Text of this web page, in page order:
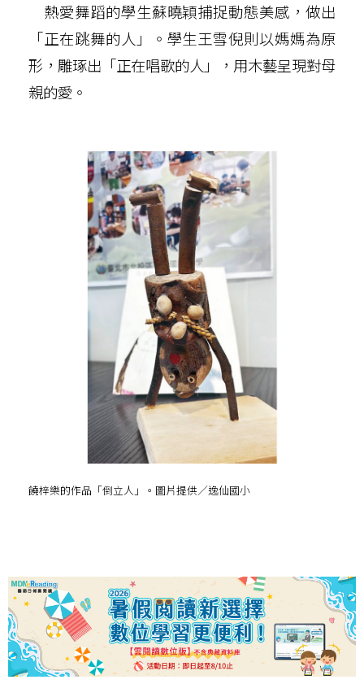
熱愛舞蹈的學生蘇曉穎捕捉動態美感，做出
「正在跳舞的人」。學生王雪倪則以媽媽為原
形，雕琢出「正在唱歌的人」，用木藝呈現對母
親的愛。
饒梓樂的作品「倒立人」。圖片提供／逸仙國小